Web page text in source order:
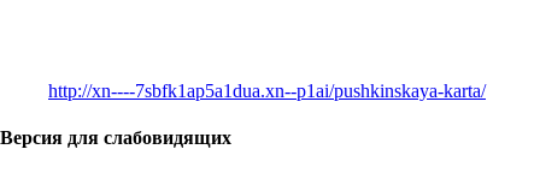
http://xn----7sbfk1ap5a1dua.xn--p1ai/pushkinskaya-karta/
Версия для слабовидящих